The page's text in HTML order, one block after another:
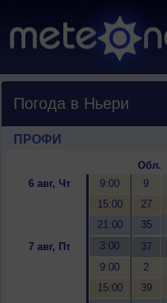
Погода в Ньери
ПРОФИ
Обл.
6 авг, Чт
9:00 9
15:00
27
21:00
35
7 авг, Пт
3:00 37
9:00
2
15:00
39